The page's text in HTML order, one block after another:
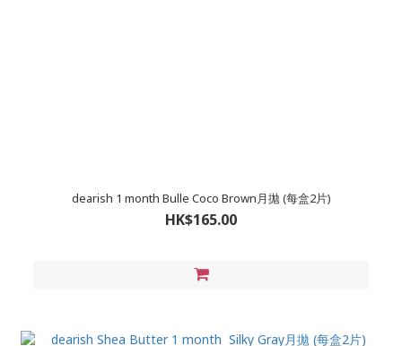
dearish 1 month Bulle Coco Brown月拋 (每盒2片)
HK$165.00